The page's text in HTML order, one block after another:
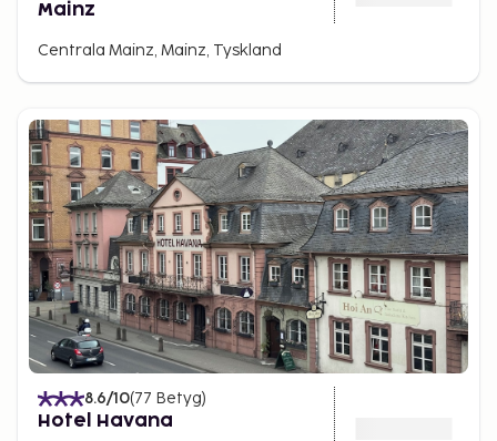
Mainz
Centrala Mainz, Mainz, Tyskland
8.6/10(77 Betyg)
Hotel Havana